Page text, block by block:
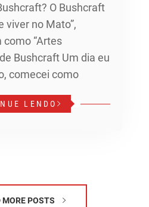
O Bushcraft
viver no Mato”,
“Artes
Bushcraft Um dia eu
comecei como
LENDO
MORE POSTS